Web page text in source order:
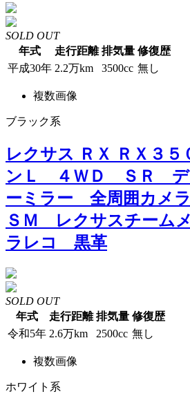
SOLD OUT
年式
走行距離 排気量 修復歴
平成30年 2.2万km 3500cc 無し
複数画像
ブラック系
レクサス ＲＸ ＲＸ３
ンＬ ４ＷＤ ＳＲ デ
ーミラー 全周囲カメ
ＳＭ レクサスチーム
ラレコ 黒革
SOLD OUT
年式
走行距離 排気量 修復歴
令和5年 2.6万km 2500cc 無し
複数画像
ホワイト系